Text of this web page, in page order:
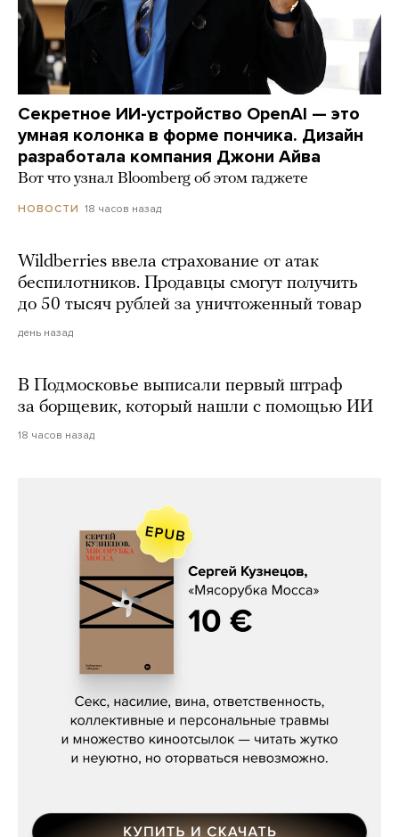
Секретное ИИ-устройство OpenAI — это
умная колонка в форме пончика. Дизайн
разработала компания Джони Айва
Вот что узнал Bloomberg об этом гаджете
НОВОСТИ 18 часов назад
Wildberries ввела страхование от атак
беспилотников. Продавцы смогут получить
до 50 тысяч рублей за уничтоженный товар
день назад
В Подмосковье выписали первый штраф
за борщевик, который нашли с помощью ИИ
18 часов назад
Сергей Кузнецов, «Мясорубка